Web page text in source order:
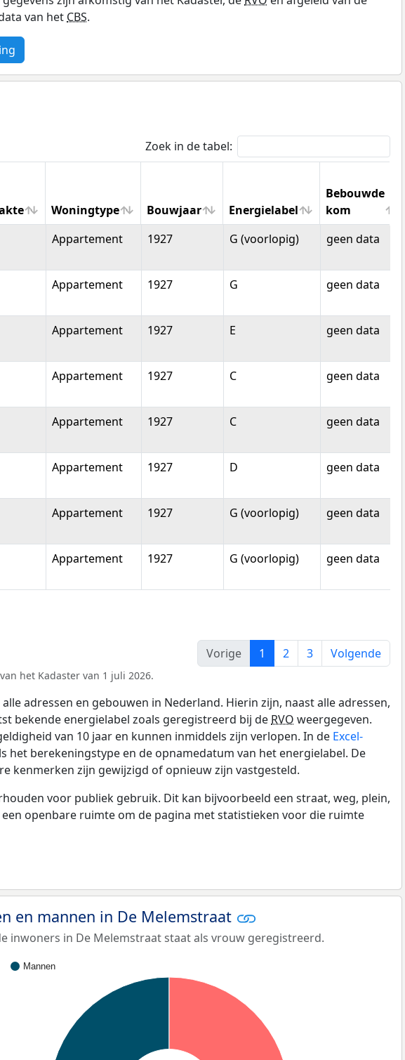
van het CBS.
Zoek in de tabel:
Woningtype Bouwjaar Energielabel
Bebouwde
kom
Woningtype Bouwjaar Energielabel
Bebouwde
kom
Appartement 1927 G (voorlopig) geen data
Appartement 1927 G geen data
Appartement 1927 E geen data
Appartement 1927 C geen data
Appartement 1927 C geen data
Appartement 1927 D geen data
Appartement 1927 G (voorlopig) geen data
Appartement 1927 G (voorlopig) geen data
Vorige
1 2 3 Volgende
het Kadaster van 1 juli 2026.
adressen en gebouwen in Nederland. Hierin zijn, naast alle adressen,
bekende energielabel zoals geregistreerd bij de RVO weergegeven.
van 10 jaar en kunnen inmiddels zijn verlopen. In de Excel-
het berekeningstype en de opnamedatum van het energielabel. De
kenmerken zijn gewijzigd of opnieuw zijn vastgesteld.
voor publiek gebruik. Dit kan bijvoorbeeld een straat, weg, plein,
openbare ruimte om de pagina met statistieken voor die ruimte
en mannen in De Melemstraat
inwoners in De Melemstraat staat als vrouw geregistreerd.
Mannen